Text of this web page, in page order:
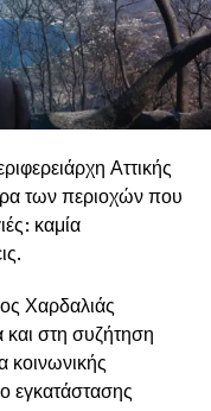
Αττικής
των περιοχών που
καμία
Χαρδαλιάς
και στη συζήτηση
κοινωνικής
εγκατάστασης